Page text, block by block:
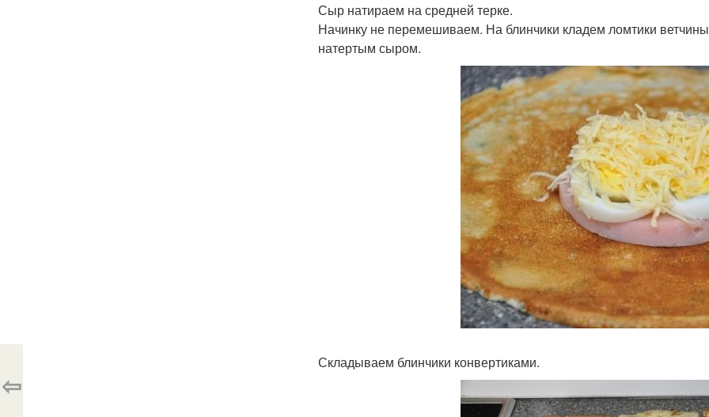
Сыр натираем на средней терке.
Начинку не перемешиваем. На блинчики кладем ломтики
натертым сыром.
Складываем блинчики конвертиками.
⇦